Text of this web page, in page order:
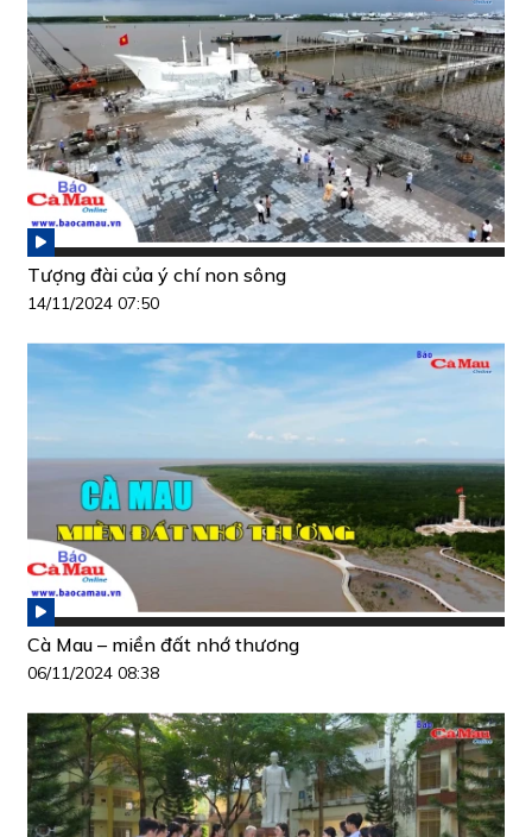
Tượng đài của ý chí non sông
14/11/2024 07:50
Cà Mau – miền đất nhớ thương
06/11/2024 08:38